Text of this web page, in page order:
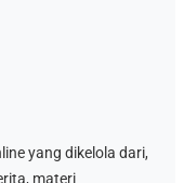
yang dikelola dari,
materi